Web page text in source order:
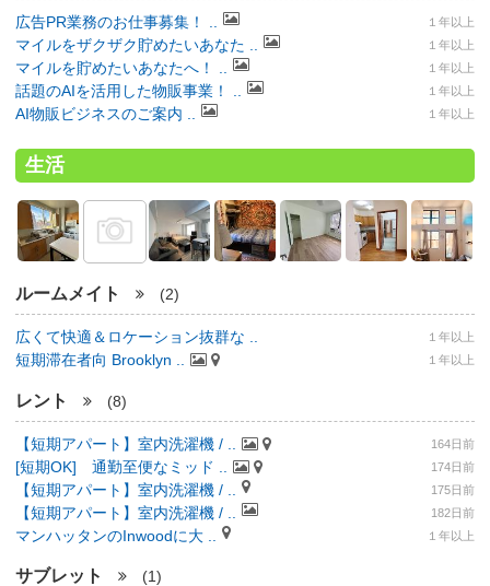
広告PR業務のお仕事募集！ .. １年以上
マイルをザクザク貯めたいあなた .. １年以上
マイルを貯めたいあなたへ！ .. １年以上
話題のAIを活用した物販事業！ .. １年以上
AI物販ビジネスのご案内 .. １年以上
生活
ルームメイト (2)
広くて快適＆ロケーション抜群な .. １年以上
短期滞在者向 Brooklyn .. １年以上
レント (8)
【短期アパート】室内洗濯機 / .. 164日前
[短期OK] 通勤至便なミッド .. 174日前
【短期アパート】室内洗濯機 / .. 175日前
【短期アパート】室内洗濯機 / .. 182日前
マンハッタンのInwoodに大 .. １年以上
サブレット (1)